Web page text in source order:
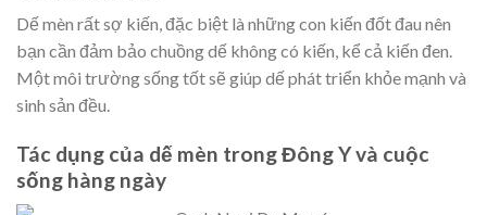
Dế mèn rất sợ kiến, đặc biệt là những con kiến đốt đau nên
bạn cần đảm bảo chuồng dế không có kiến, kể cả kiến đen.
Một môi trường sống tốt sẽ giúp dế phát triển khỏe mạnh và
sinh sản đều.
Tác dụng của dế mèn trong Đông Y và cuộc
sống hàng ngày